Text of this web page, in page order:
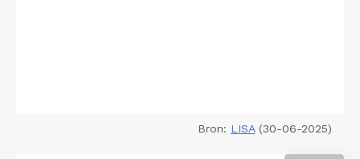
Bron: LISA(30-06-2025)